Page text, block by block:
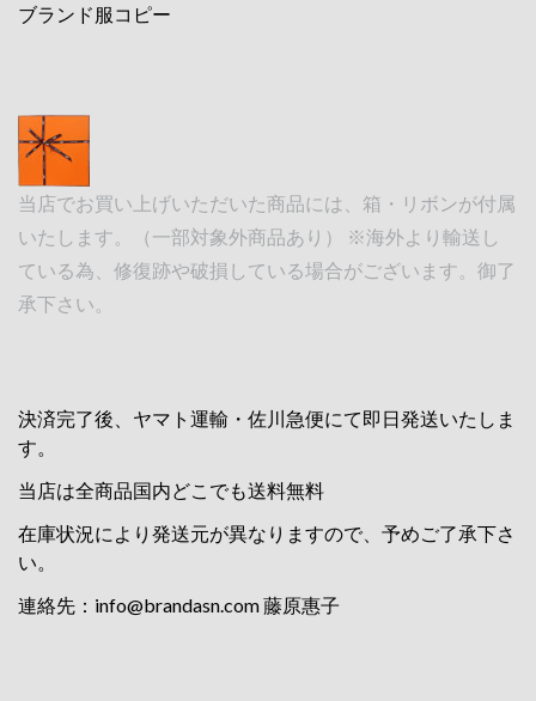
ブランド服コピー
当店でお買い上げいただいた商品には、箱・リボンが付属
いたします。（一部対象外商品あり） ※海外より輸送し
ている為、修復跡や破損している場合がございます。御了
承下さい。
決済完了後、ヤマト運輸・佐川急便にて即日発送いたしま
す。
当店は全商品国内どこでも送料無料
在庫状況により発送元が異なりますので、予めご了承下さ
い。
連絡先： info@brandasn.com藤原惠子